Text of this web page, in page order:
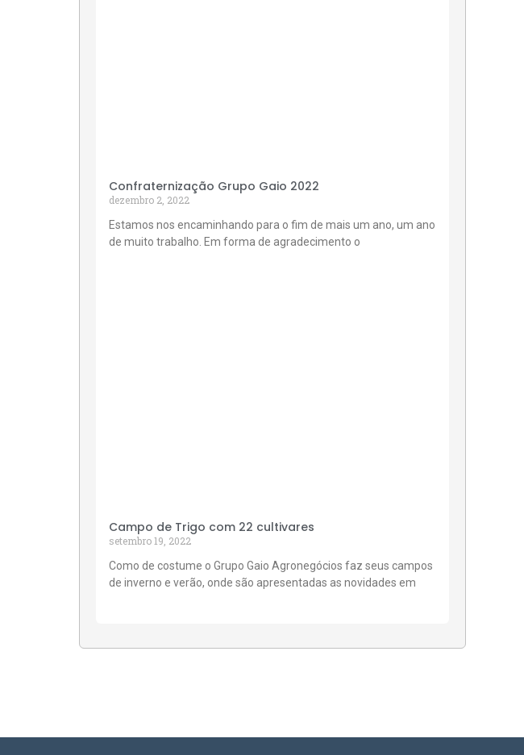
Confraternização Grupo Gaio 2022
dezembro 2, 2022
Estamos nos encaminhando para o fim de mais um ano, um ano
de muito trabalho. Em forma de agradecimento o
Campo de Trigo com 22 cultivares
setembro 19, 2022
Como de costume o Grupo Gaio Agronegócios faz seus campos
de inverno e verão, onde são apresentadas as novidades em